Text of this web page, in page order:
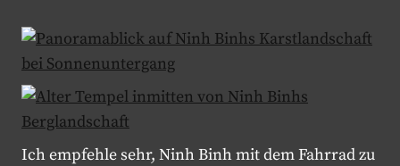
Ich empfehle sehr, Ninh Binh mit dem Fahrrad zu